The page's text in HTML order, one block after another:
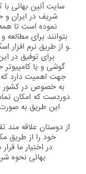
سایت آئین بهائی
شریف در ایران و
نموده است تا همه
بتوانند برای مطالعه
و از طریق نرم افزار اسکایپ سلسه کتب روحی را مطالعه نمایند.
برای توفیق در
گوشی و یا
جهت اهمیت دارد که
به خصوص در کشور
دوردست که امکان
این طریق به صورت
از دوستان علاقه
خود را از طریق
بهائی نحوه